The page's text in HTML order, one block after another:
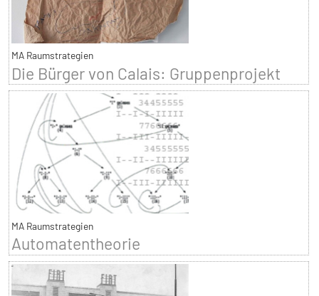
MA Raumstrategien
Die Bürger von Calais: Gruppenprojekt
MA Raumstrategien
Automatentheorie